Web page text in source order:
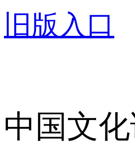
旧版入口
中国文